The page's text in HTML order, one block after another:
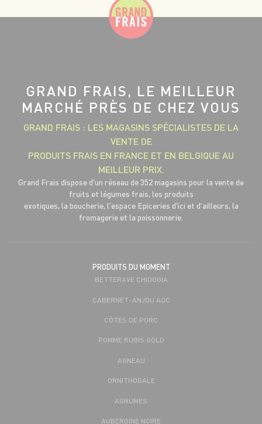
GRAND FRAIS, LE MEILLEUR
MARCHÉ PRÈS DE CHEZ VOUS
GRAND FRAIS : LES MAGASINS SPÉCIALISTES DE LA
VENTE DE
PRODUITS FRAIS EN FRANCE ET EN BELGIQUE AU
MEILLEUR PRIX.
Grand Frais dispose d'un réseau de 352 magasins pour la vente de
fruits et légumes frais, les produits
exotiques, la boucherie, l'espace Epiceries d'ici et d'ailleurs, la
fromagerie et la poissonnerie.
PRODUITS DU MOMENT
BETTERAVE CHIOGGIA
CABERNET-ANJOU AOC
CÔTES DE PORC
POMME RUBIS GOLD
AGNEAU
ORNITHOGALE
AGRUMES
AUBERGINE NOIRE